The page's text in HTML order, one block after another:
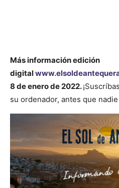
Más informaciónedición
digital
8 de enero de 2022.
su ordenador, antes que nadie